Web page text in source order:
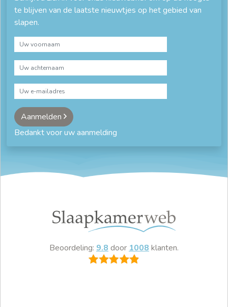
te blijven van de laatste nieuwtjes op het gebied van
slapen.
Aanmelden
Bedankt voor uw aanmelding
Beoordeling: 9.8 door 1008 klanten.